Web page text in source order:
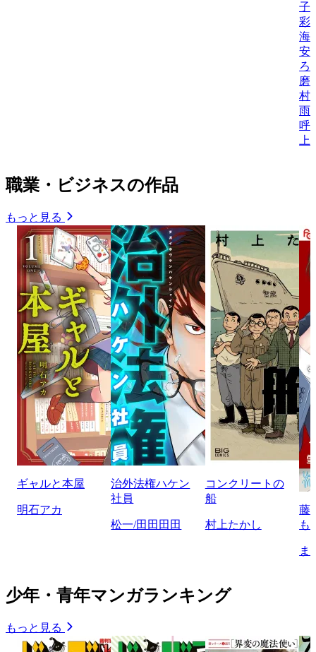
子/
彩
海
安
ろ
磨
村
雨
呼
職業・ビジネスの作品
もっと見る
ギャルと本屋
明石アカ
治外法権ハケン
社員
松一/田田田田
コンクリートの
船
村上たかし
藤
も
ま
少年・青年マンガランキング
もっと見る